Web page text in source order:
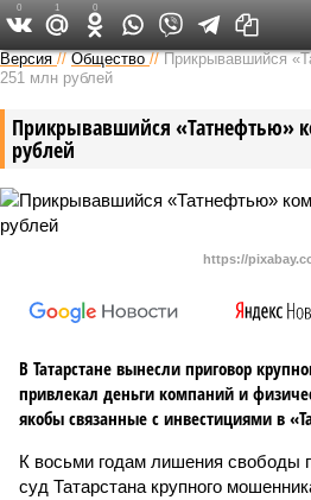
Версия в Татарстане
Версия //Общество //Прикрывавшийся
251 млн рублей
Прикрывавшийся «Татнефтью»
рублей
https://
В Татарстане вынесли приговор
привлекал деньги компаний и
якобы связанные с инвестициями в
К восьми годам лишения свободы
суд Татарстана крупного
0 1 0